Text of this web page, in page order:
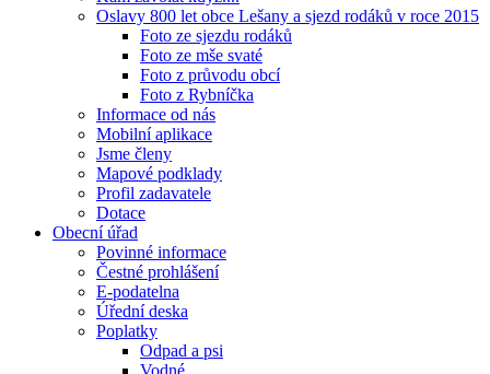
Oslavy 800 let obce Lešany a sjezd rodáků v roce 2015
Foto ze sjezdu rodáků
Foto ze mše svaté
Foto z průvodu obcí
Foto z Rybníčka
Informace od nás
Mobilní aplikace
Jsme členy
Mapové podklady
Profil zadavatele
Dotace
Obecní úřad
Povinné informace
Čestné prohlášení
E-podatelna
Úřední deska
Poplatky
Odpad a psi
Vodné